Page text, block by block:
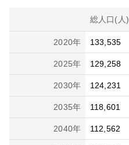
総人口(人)
2020年 133,535
2025年 129,258
2030年 124,231
2035年 118,601
2040年 112,562